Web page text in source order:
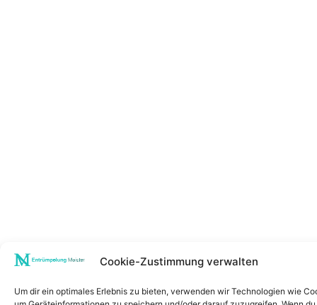
Cookie-Zustimmung verwalten
Um dir ein optimales Erlebnis zu bieten, verwenden wir Technologien wie